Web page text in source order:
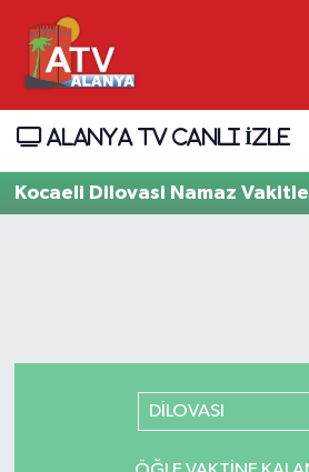
ALANYA TV CANLI İZLE
Kocaeli Dilovasi Namaz
DİLOVASI